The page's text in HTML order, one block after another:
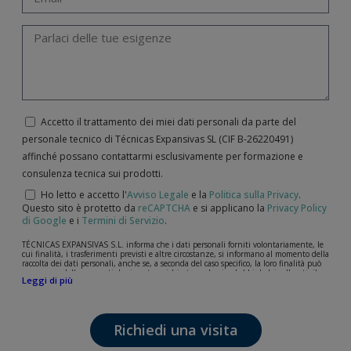
Accetto il trattamento dei miei dati personali da parte del
personale tecnico di Técnicas Expansivas SL (CIF B-­26220491)
affinché possano contattarmi esclusivamente per formazione e
consulenza tecnica sui prodotti.
Ho letto e accetto l'Avviso Legale e la Politica sulla Privacy.
Questo sito è protetto da reCAPTCHA e si applicano la Privacy Policy
di Google e i Termini di Servizio.
TÉCNICAS EXPANSIVAS S.L. informa che i dati personali forniti volontariamente, le
cui finalità, i trasferimenti previsti e altre circostanze, si informano al momento della
raccolta dei dati personali, anche se, a seconda del caso specifico, la loro finalità può
essere una delle seguenti: la risposta a richieste, reclami o dubbi da lei sollevati, il
mantenimento della relazione stabilita, la gestione integrale e commerciale dei
I dati contenuti nei nostri archivi sono assolutamente confidenziali e saranno
trattati con la massima riservatezza e nel rispetto di tutti i requisiti del
Regolamento Generale sulla Protezione dei Dati (GDPR) del 27 aprile 2016. I dati
rimarranno registrati nei nostri archivi per il tempo necessario allo scopo per il quale
Leggi di più
Richiedi una visita